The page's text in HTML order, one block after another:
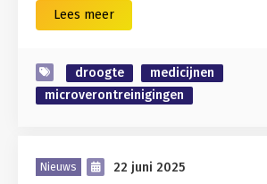
Lees meer
droogte
medicijnen
microverontreinigingen
Nieuws 22 juni 2025